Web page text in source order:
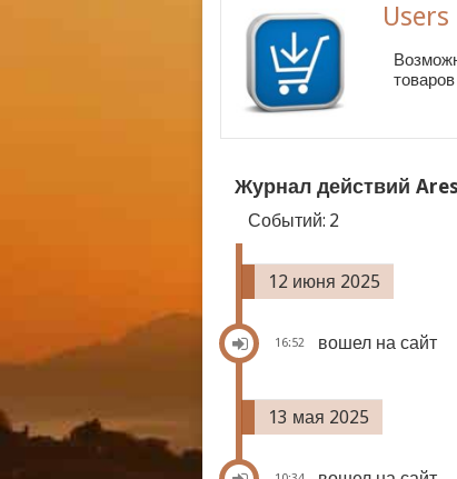
Журнал действий
Событий: 2
12 июня 2025
16:52 вошел на сайт
13 мая 2025